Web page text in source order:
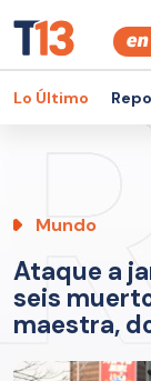
Lo Último
Mundo
Ataque a
seis
maestra,